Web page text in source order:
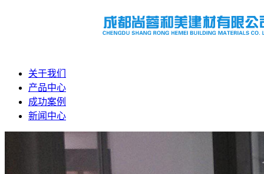
关于我们
产品中心
成功案例
新闻中心